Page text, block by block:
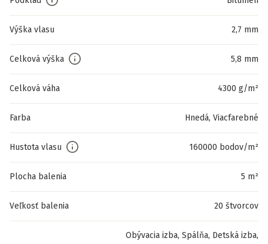
Výška vlasu 2,7 mm
Celková výška 5,8 mm
Celková váha 4300 g/m²
Farba Hnedá, Viacfarebné
Hustota vlasu 160000 bodov/m²
Plocha balenia 5 m²
Veľkosť balenia 20 štvorcov
Obývacia izba, Spálňa, Detská izba,